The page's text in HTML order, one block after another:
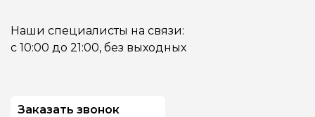
Наши специалисты на связи:
с 10:00 до 21:00, без выходных
Заказать звонок